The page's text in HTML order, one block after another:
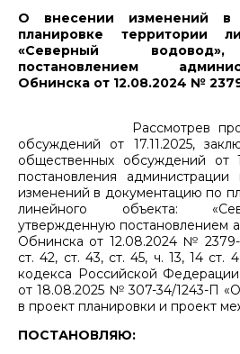
О внесении изменений в
планировке территории
«Северный
постановлением
Обнинска от 12.08.2024 №
Рассмотрев
обсуждений от 17.11.2025,
общественных обсуждений от
постановления
изменений в документацию по
линейного объекта:
утвержденную постановлением
Обнинска от 12.08.2024 № 2379-
ст. 42, ст. 43, ст. 45, ч. 13, 14 ст.
кодекса Российской
от 18.08.2025 № 307-34/1243-П
в проект планировки и проект
ПОСТАНОВЛЯЮ: